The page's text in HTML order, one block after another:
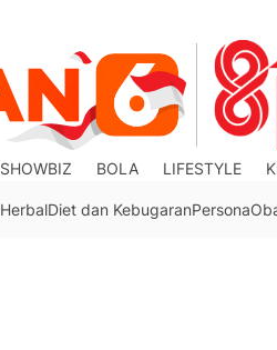
SHOWBIZ BOLA LIFESTYLE
HerbalDiet dan KebugaranPersona